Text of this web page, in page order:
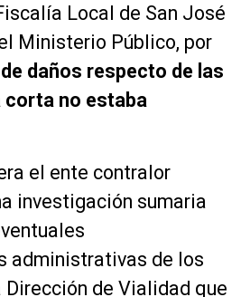
Local de San José
Ministerio Público, por
daños respecto de las
corta no estaba
el ente contralor
investigación sumaria
administrativas de los
de Vialidad que